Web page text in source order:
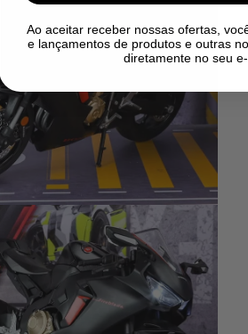
Ao aceitar receber nossas ofertas,
e lançamentos de produtos e outras
diretamente no seu e-